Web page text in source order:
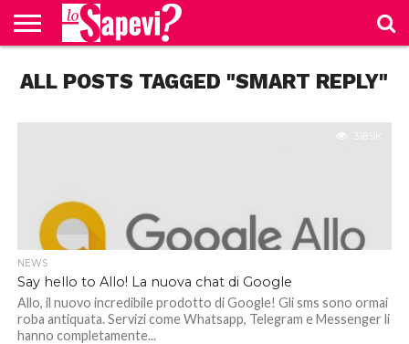
BENESSERE
GOSSIP
PRODOTTI
AMAZON
NEWS
CASA E
CUCINA
ALL POSTS TAGGED "SMART REPLY"
318.9K
NEWS
Say hello to Allo! La nuova chat di Google
Allo, il nuovo incredibile prodotto di Google! Gli sms sono ormai
roba antiquata. Servizi come Whatsapp, Telegram e Messenger li
hanno completamente...